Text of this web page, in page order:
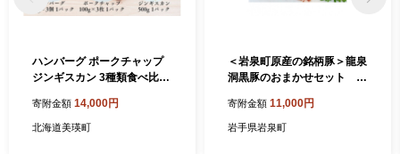
ハンバーグ ポークチャップ
ジンギスカン 3種類食べ比べ
瑛町 北海道 北海道美瑛 北海
道美瑛町 豚 豚肉 ポーク 冷凍
寄附金額 14,000円
北海道美瑛町
＜岩泉町原産の銘柄豚＞龍泉
洞黒豚のおまかせセット 7
寄附金額 11,000円
岩手県岩泉町